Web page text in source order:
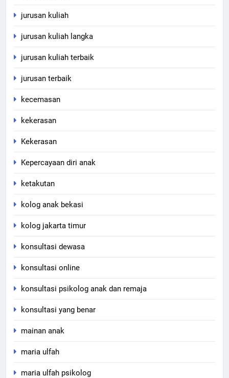
jurusan kuliah
jurusan kuliah langka
jurusan kuliah terbaik
jurusan terbaik
kecemasan
kekerasan
Kekerasan
Kepercayaan diri anak
ketakutan
kolog anak bekasi
kolog jakarta timur
konsultasi dewasa
konsultasi online
konsultasi psikolog anak dan remaja
konsultasi yang benar
mainan anak
maria ulfah
maria ulfah psikolog